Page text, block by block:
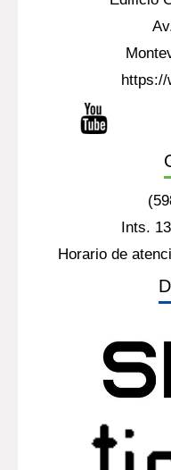
https://
Ints.
Horario de